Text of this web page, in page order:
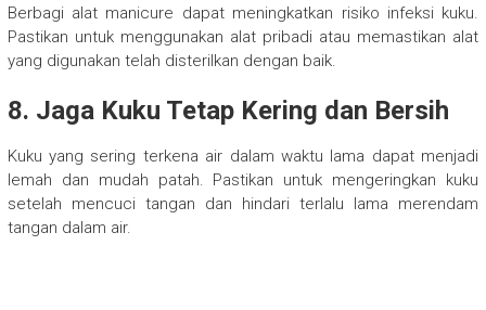
Berbagi alat manicure dapat meningkatkan risiko infeksi kuku.
Pastikan untuk menggunakan alat pribadi atau memastikan alat
yang digunakan telah disterilkan dengan baik.
8. Jaga Kuku Tetap Kering dan Bersih
Kuku yang sering terkena air dalam waktu lama dapat menjadi
lemah dan mudah patah. Pastikan untuk mengeringkan kuku
setelah mencuci tangan dan hindari terlalu lama merendam
tangan dalam air.